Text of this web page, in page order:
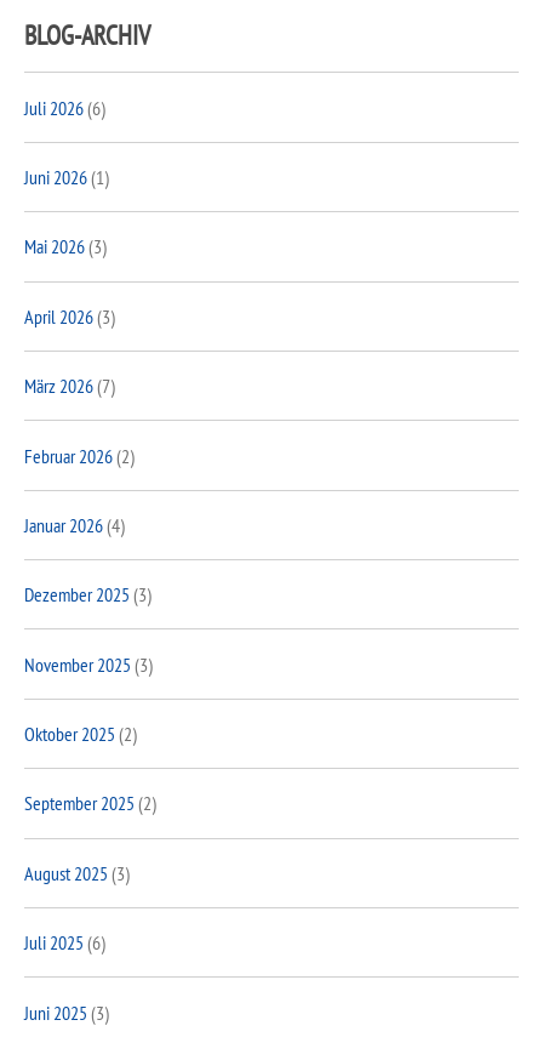
BLOG-ARCHIV
Juli 2026(6)
Juni 2026(1)
Mai 2026(3)
April 2026(3)
März 2026(7)
Februar 2026(2)
Januar 2026(4)
Dezember 2025 (3)
November 2025 (3)
Oktober 2025 (2)
September 2025 (2)
August 2025 (3)
Juli 2025 (6)
Juni 2025 (3)